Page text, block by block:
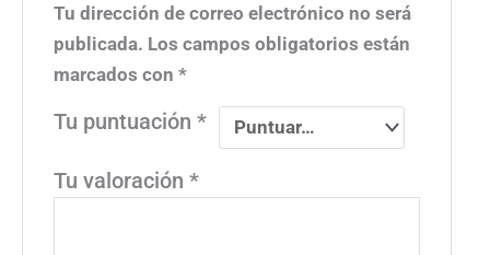
Tu dirección de correo electrónico no será
publicada. Los campos obligatorios están
marcados con*
Tu puntuación*
Tu valoración*